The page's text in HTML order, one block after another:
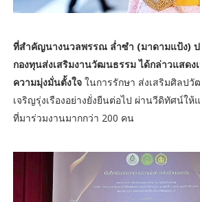
ที่สำคัญนางนวลพรรณ ล่ำซำ (มาดามแป้ง)
กองทุนส่งเสริมงานวัฒนธรรม ได้กล่าวแสด
ความมุ่งมั่นตั้งใจ ในการรักษา ส่งเสริมศิลป
เจริญรุ่งเรืองอย่างยั่งยืนต่อไป ผ่านวีดิทัศน์ใ
ที่มาร่วมงานมากกว่า 200 คน